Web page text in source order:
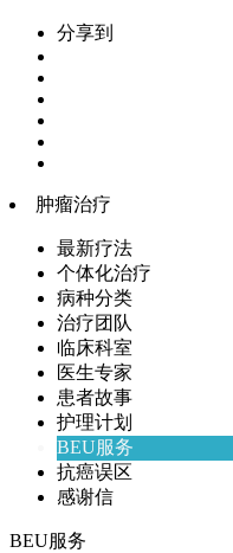
分享到
肿瘤治疗
最新疗法
个体化治疗
病种分类
治疗团队
临床科室
医生专家
患者故事
护理计划
BEU服务
抗癌误区
感谢信
BEU服务